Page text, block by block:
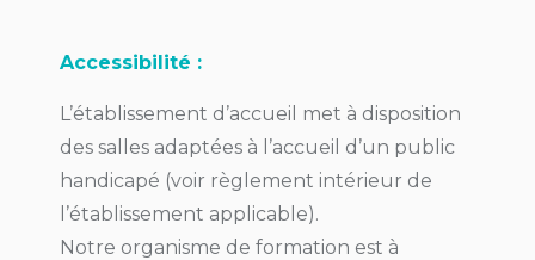
Accessibilité :
L’établissement d’accueil met à disposition
des salles adaptées à l’accueil d’un public
handicapé (voir règlement intérieur de
l’établissement applicable).
Notre organisme de formation est à